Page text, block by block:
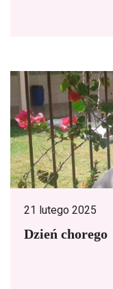
21 lutego 2025
Dzień chorego